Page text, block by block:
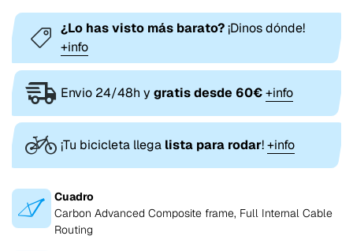
¿Lo has visto más barato?¡Dinos dónde!
+info
Envio 24/48h y gratis desde 60€+info
¡Tu bicicleta llega lista para rodar!+info
Cuadro
Carbon Advanced Composite frame, Full Internal Cable
Routing